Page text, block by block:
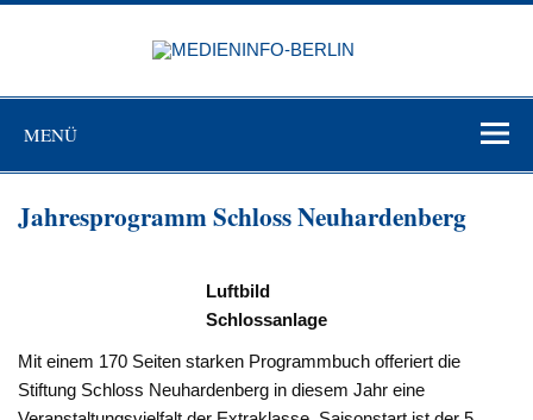
Zum
MENÜ
Jahresprogramm Schloss Neuhardenberg
Luftbild
Schlossanlage
Mit einem 170 Seiten starken Programmbuch offeriert die
Stiftung Schloss Neuhardenberg in diesem Jahr eine